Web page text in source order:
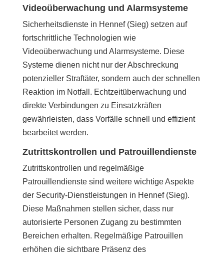
Videoüberwachung und Alarmsysteme
Sicherheitsdienste in Hennef (Sieg) setzen auf
fortschrittliche Technologien wie
Videoüberwachung und Alarmsysteme. Diese
Systeme dienen nicht nur der Abschreckung
potenzieller Straftäter, sondern auch der schnellen
Reaktion im Notfall. Echtzeitüberwachung und
direkte Verbindungen zu Einsatzkräften
gewährleisten, dass Vorfälle schnell und effizient
bearbeitet werden.
Zutrittskontrollen und Patrouillendienste
Zutrittskontrollen und regelmäßige
Patrouillendienste sind weitere wichtige Aspekte
der Security-Dienstleistungen in Hennef (Sieg).
Diese Maßnahmen stellen sicher, dass nur
autorisierte Personen Zugang zu bestimmten
Bereichen erhalten. Regelmäßige Patrouillen
erhöhen die sichtbare Präsenz des